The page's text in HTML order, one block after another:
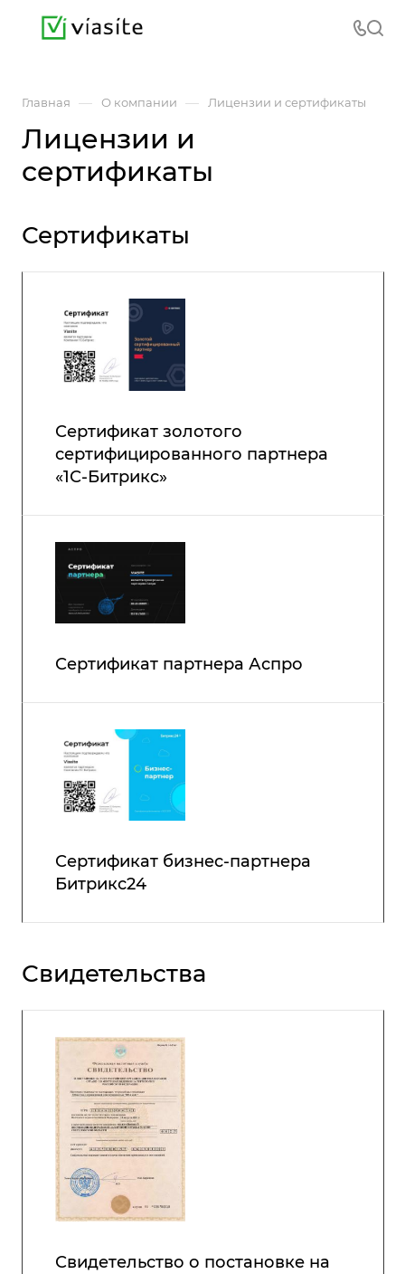
Главная — О компании — Лицензии и сертификаты
Лицензии и
сертификаты
Сертификаты
Сертификат золотого
сертифицированного партнера
«1С-Битрикс»
Сертификат партнера Аспро
Сертификат бизнес-партнера
Битрикс24
Свидетельства
Свидетельство о постановке на